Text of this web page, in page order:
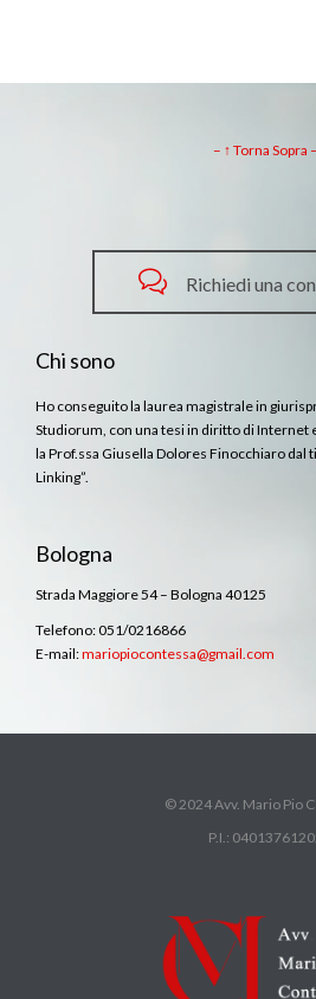
– ↑ Torna Sopra –
 Richiedi una
Chi sono
Ho conseguito la laurea magistrale in
Studiorum, con una tesi in diritto di Internet
la Prof.ssa Giusella Dolores Finocchiaro dal
Linking”.
Bologna
Strada Maggiore 54 – Bologna 40125
Telefono: 051/0216866
E-mail:mariopiocontessa@gmail.com
© 2024 Avv. Mario Pio
P.I.: